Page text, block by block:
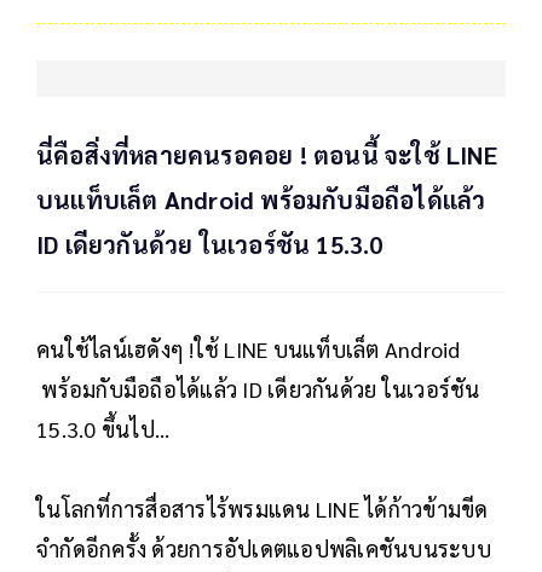
นี่คือสิ่งที่หลายคนรอคอย ! ตอนนี้ จะใช้ LINE
บนแท็บเล็ต Android พร้อมกับมือถือได้แล้ว
ID เดียวกันด้วย ในเวอร์ชัน 15.3.0
คนใช้ไลน์เฮดังๆ !ใช้ LINE บนแท็บเล็ต Android
พร้อมกับมือถือได้แล้ว ID เดียวกันด้วย ในเวอร์ชัน
15.3.0 ขึ้นไป...
ในโลกที่การสื่อสารไร้พรมแดน LINE ได้ก้าวข้ามขีด
จำกัดอีกครั้ง ด้วยการอัปเดตแอปพลิเคชันบนระบบ